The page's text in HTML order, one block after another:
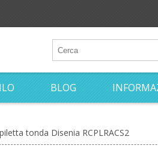
BLOG
tonda Disenia RCPLRACS2